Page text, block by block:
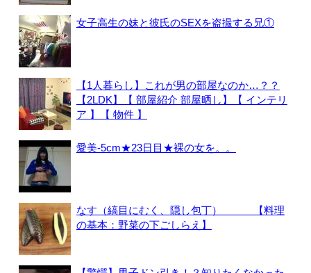
女子高生の妹と彼氏のSEXを盗撮する兄①
【1人暮らし】これが男の部屋なのか…？？
【2LDK】【 部屋紹介 部屋晒し】【 インテリ
ア 】【 物件 】
愛美-5cm★23日目★裸の女を。。
なす（縞目にむく、隠し包丁） 【料理
の基本：野菜の下ごしらえ】